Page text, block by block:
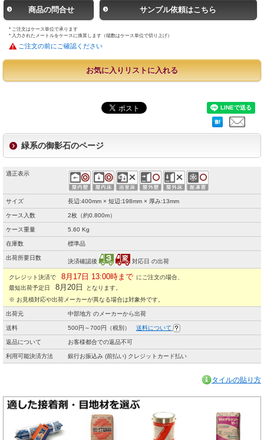
商品の問合せ サンプル依頼はこちら
* ご注文はケース単位で承ります
* 入力されたメートルをケースに換算します（端数はケース単位で切り上げ）
ご注文の前にご確認ください
お気に入りリストに入れる
緑系の御影石のページ
適正表示
サイズ 長辺:400mm × 短辺:198mm × 厚み:13mm
ケース入数 2枚（約0.800m）
ケース重量 5.60 Kg
在庫数 標準品
出荷所要日数
決済確認後 対応日 の出荷
クレジット決済で 8月17日 13:00時まで にご注文の場合、
最短出荷予定日
8月20日
となります。
※ お見積対応や出荷メーカーが異なる場合は対象外です。
出荷元 中部地方 のメーカーから出荷
送料 500円～700円（税別） 送料について
返品について お客様都合での返品不可
利用可能決済方法 銀行お振込み (前払い) クレジットカード払い
タイルの貼り方